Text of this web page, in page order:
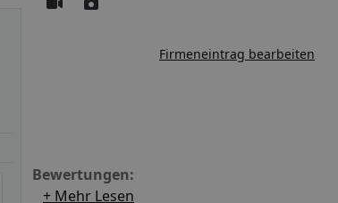
Firmeneintrag bearbeiten
Bewertungen:
+ Mehr Lesen